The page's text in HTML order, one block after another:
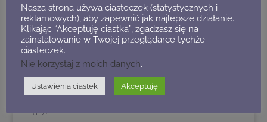
do Rad Osiedli
(Samorządu Saskiej
Aspendens
Aspendens, ul. Jana
W „Zakupy, sklepy"
Nasza strona używa ciasteczek (statystycznych i
reklamowych), aby zapewnić jak najlepsze działanie.
Klikając “Akceptuję ciastka”, zgadzasz się na
zainstalowanie w Twojej przeglądarce tychże
ciasteczek.
Nie korzystaj z moich danych.
Ustawienia ciastek Akceptuję